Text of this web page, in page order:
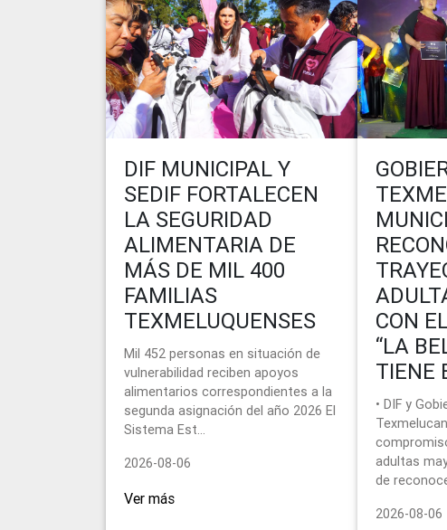
DIF MUNICIPAL Y
SEDIF FORTALECEN
LA SEGURIDAD
ALIMENTARIA DE
MÁS DE MIL 400
FAMILIAS
TEXMELUQUENSES
Mil 452 personas en situación de
vulnerabilidad reciben apoyos
alimentarios correspondientes a la
segunda asignación del año 2026 El
Sistema Est...
2026-08-06
Ver más
CON
“LA
TIENE
• DIF y
adultas
de
2026-08-06